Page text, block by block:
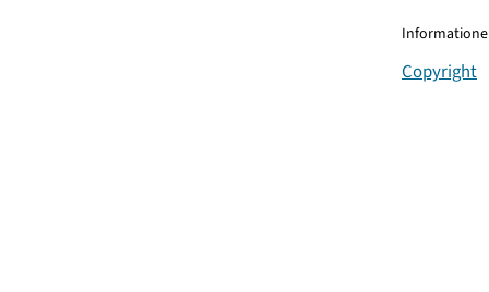
Copyright